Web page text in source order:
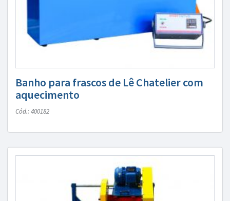
Banho para frascos de Lê Chatelier com
aquecimento
Cód.: 400182